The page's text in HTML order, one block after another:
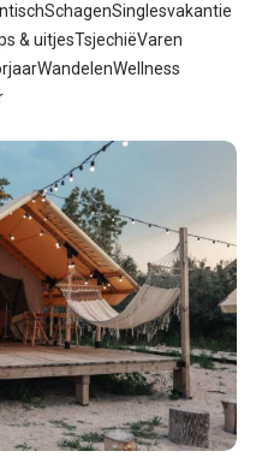
SchagenSinglesvakantie
& uitjesTsjechiëVaren
WandelenWellness